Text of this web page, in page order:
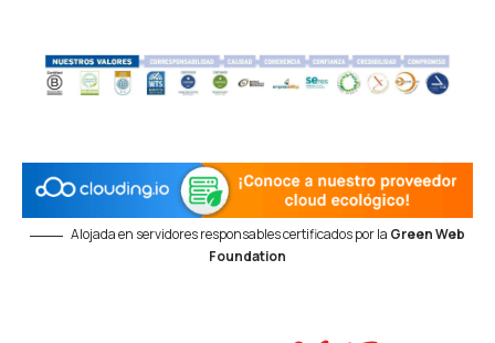
Alojada en servidores responsables certificados por la Green Web
Foundation